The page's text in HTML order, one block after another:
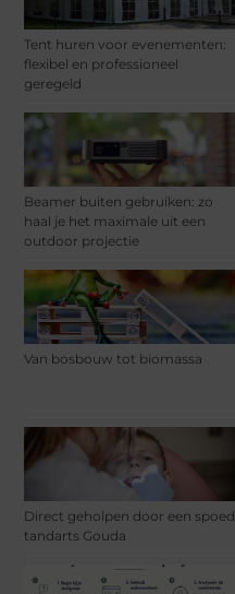
Tent huren voor evenementen:
flexibel en professioneel
geregeld
Beamer buiten gebruiken: zo
haal je het maximale uit een
outdoor projectie
Van bosbouw tot biomassa
Direct geholpen door een spoed
tandarts Gouda